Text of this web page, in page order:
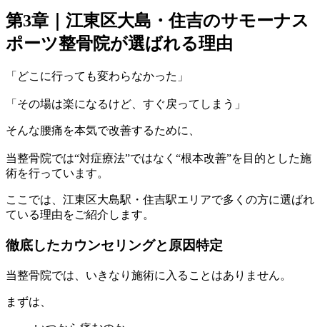
第3章｜江東区大島・住吉のサモーナス
ポーツ整骨院が選ばれる理由
「どこに行っても変わらなかった」
「その場は楽になるけど、すぐ戻ってしまう」
そんな腰痛を本気で改善するために、
当整骨院では“対症療法”ではなく“根本改善”を目的とした施
術を行っています。
ここでは、江東区大島駅・住吉駅エリアで多くの方に選ばれ
ている理由をご紹介します。
徹底したカウンセリングと原因特定
当整骨院では、いきなり施術に入ることはありません。
まずは、